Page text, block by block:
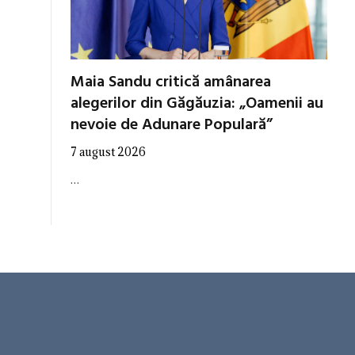
Maia Sandu critică amânarea
alegerilor din Găgăuzia: „Oamenii au
nevoie de Adunare Populară”
7 august 2026
…